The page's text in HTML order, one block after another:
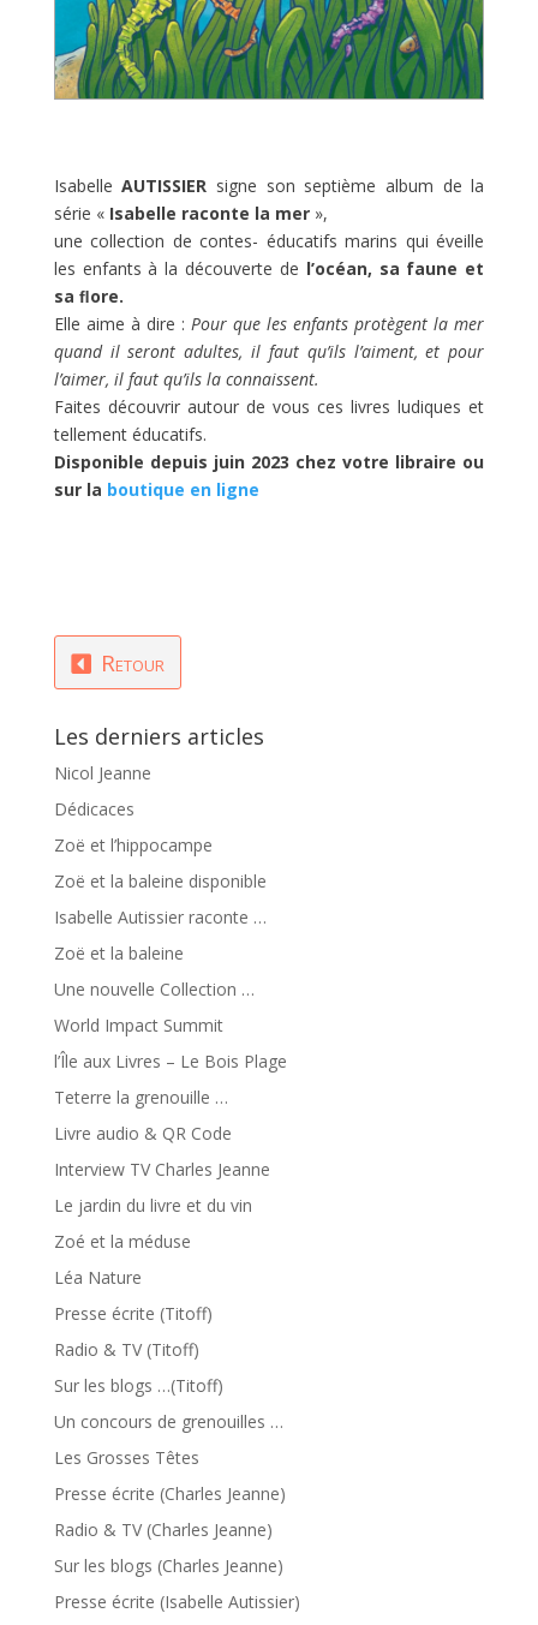
Isabelle AUTISSIER signe son septième album de la
série « Isabelle raconte la mer»,
une collection de contes- éducatifs marins qui éveille
les enfants à la découverte de l’océan, sa faune et
sa ﬂore.
Elle aime à dire : Pour que les enfants protègent la mer
quand il seront adultes, il faut qu’ils l’aiment, et pour
l’aimer, il faut qu’ils la connaissent.
Faites découvrir autour de vous ces livres ludiques et
tellement éducatifs.
Disponible depuis juin 2023 chez votre libraire ou
sur la boutique en ligne
Retour
Les derniers articles
Nicol Jeanne
Dédicaces
Zoë et l’hippocampe
Zoë et la baleine disponible
Isabelle Autissier raconte …
Zoë et la baleine
Une nouvelle Collection …
World Impact Summit
l’Île aux Livres – Le Bois Plage
Teterre la grenouille …
Livre audio & QR Code
Interview TV Charles Jeanne
Le jardin du livre et du vin
Zoé et la méduse
Léa Nature
Presse écrite (Titoff)
Radio & TV (Titoff)
Sur les blogs …(Titoff)
Un concours de grenouilles …
Les Grosses Têtes
Presse écrite (Charles Jeanne)
Radio & TV (Charles Jeanne)
Sur les blogs (Charles Jeanne)
Presse écrite (Isabelle Autissier)